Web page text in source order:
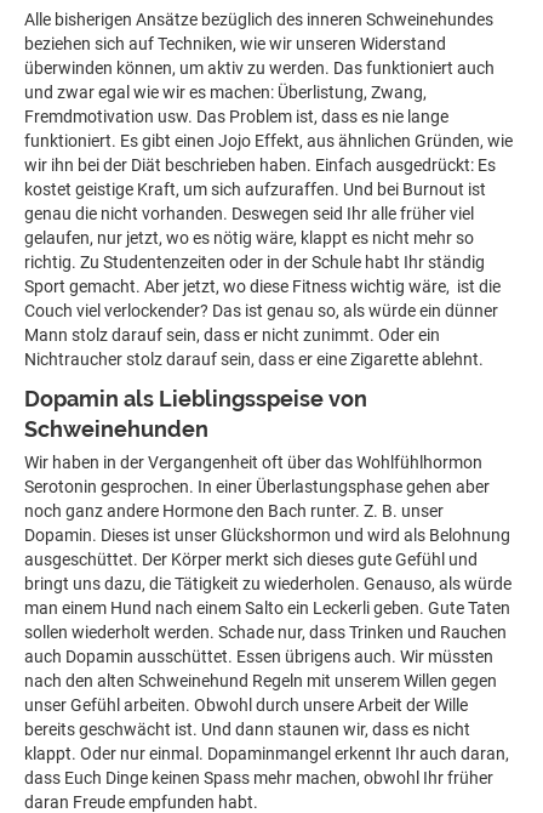
Alle bisherigen Ansätze bezüglich des inneren Schweinehundes
beziehen sich auf Techniken, wie wir unseren Widerstand
überwinden können, um aktiv zu werden. Das funktioniert auch
und zwar egal wie wir es machen: Überlistung, Zwang,
Fremdmotivation usw. Das Problem ist, dass es nie lange
funktioniert. Es gibt einen Jojo Effekt, aus ähnlichen Gründen, wie
wir ihn bei der Diät beschrieben haben. Einfach ausgedrückt: Es
kostet geistige Kraft, um sich aufzuraffen. Und bei Burnout ist
genau die nicht vorhanden. Deswegen seid Ihr alle früher viel
gelaufen, nur jetzt, wo es nötig wäre, klappt es nicht mehr so
richtig. Zu Studentenzeiten oder in der Schule habt Ihr ständig
Sport gemacht. Aber jetzt, wo diese Fitness wichtig wäre, ist die
Couch viel verlockender? Das ist genau so, als würde ein dünner
Mann stolz darauf sein, dass er nicht zunimmt. Oder ein
Nichtraucher stolz darauf sein, dass er eine Zigarette ablehnt.
Dopamin als Lieblingsspeise von
Schweinehunden
Wir haben in der Vergangenheit oft über das Wohlfühlhormon
Serotonin gesprochen. In einer Überlastungsphase gehen aber
noch ganz andere Hormone den Bach runter. Z. B. unser
Dopamin. Dieses ist unser Glückshormon und wird als Belohnung
ausgeschüttet. Der Körper merkt sich dieses gute Gefühl und
bringt uns dazu, die Tätigkeit zu wiederholen. Genauso, als würde
man einem Hund nach einem Salto ein Leckerli geben. Gute Taten
sollen wiederholt werden. Schade nur, dass Trinken und Rauchen
auch Dopamin ausschüttet. Essen übrigens auch. Wir müssten
nach den alten Schweinehund Regeln mit unserem Willen gegen
unser Gefühl arbeiten. Obwohl durch unsere Arbeit der Wille
bereits geschwächt ist. Und dann staunen wir, dass es nicht
klappt. Oder nur einmal. Dopaminmangel erkennt Ihr auch daran,
dass Euch Dinge keinen Spass mehr machen, obwohl Ihr früher
daran Freude empfunden habt.